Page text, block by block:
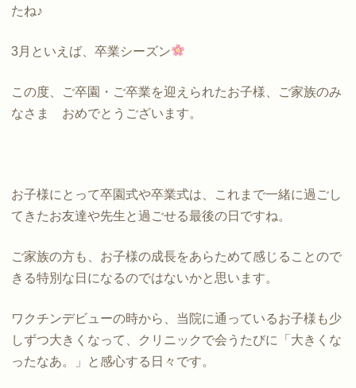
たね♪
3月といえば、卒業シーズン
この度、ご卒園・ご卒業を迎えられたお子様、ご家族のみ
なさま おめでとうございます。
お子様にとって卒園式や卒業式は、これまで一緒に過ごし
てきたお友達や先生と過ごせる最後の日ですね。
ご家族の方も、お子様の成長をあらためて感じることので
きる特別な日になるのではないかと思います。
ワクチンデビューの時から、当院に通っているお子様も少
しずつ大きくなって、クリニックで会うたびに「大きくな
ったなあ。」と感心する日々です。